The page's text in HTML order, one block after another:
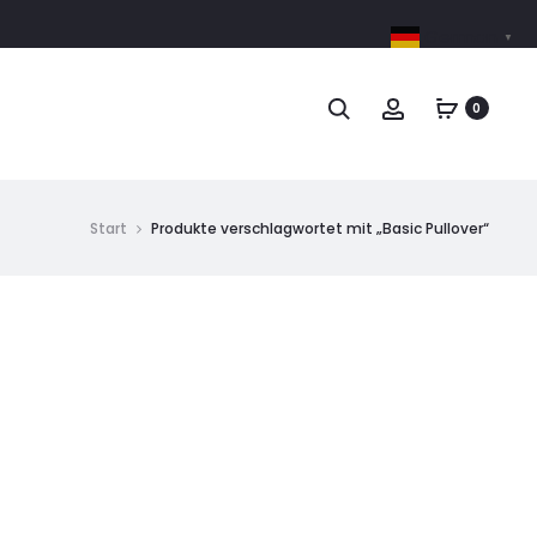
0
Start Produkte verschlagwortet mit „Basic Pullover“
▼